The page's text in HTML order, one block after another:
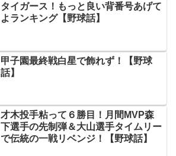
タイガース！もっと良い背番号あげて
よランキング【野球話】
甲子園最終戦白星で飾れず！【野球
話】
才木投手粘って６勝目！月間MVP森
下選手の先制弾＆大山選手タイムリー
で伝統の一戦リベンジ！【野球話】